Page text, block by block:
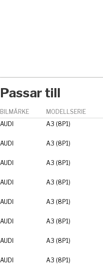
Passar till
BILMÄRKE MODELLSERIE
AUDI
A3 (8P1)
AUDI
A3 (8P1)
AUDI
A3 (8P1)
AUDI
A3 (8P1)
AUDI
A3 (8P1)
AUDI
A3 (8P1)
AUDI
A3 (8P1)
AUDI
A3 (8P1)